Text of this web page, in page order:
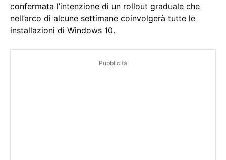
confermata l’intenzione di un rollout graduale che
nell’arco di alcune settimane coinvolgerà tutte le
installazioni di Windows 10.
Pubblicità